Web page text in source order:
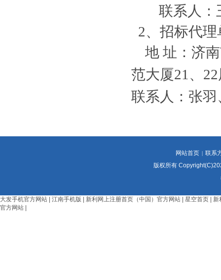
联系人：
2、招标代
地 址：济南
范大厦21、
联系人： 张羽
网站首页 | 联系
版权所有
大发手机官方网站 江南手机版 新利网上注册首页（中国）官方网站 星空首页
新
官方网站